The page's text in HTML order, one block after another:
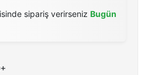
sipariş verirseniz Bugün